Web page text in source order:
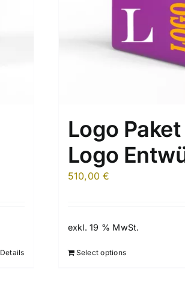
Details
Logo Paket
Logo
510,00€
exkl. 19 % MwSt.
Select options